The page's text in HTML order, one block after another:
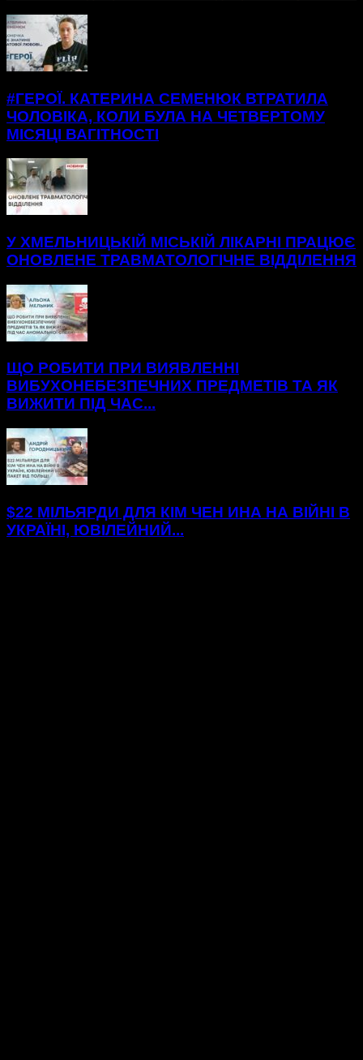
#ГЕРОЇ. КАТЕРИНА СЕМЕНЮК ВТРАТИЛА
ЧОЛОВІКА, КОЛИ БУЛА НА ЧЕТВЕРТОМУ
МІСЯЦІ ВАГІТНОСТІ
У ХМЕЛЬНИЦЬКІЙ МІСЬКІЙ ЛІКАРНІ ПРАЦЮЄ
ОНОВЛЕНЕ ТРАВМАТОЛОГІЧНЕ ВІДДІЛЕННЯ
ЩО РОБИТИ ПРИ ВИЯВЛЕННІ
ВИБУХОНЕБЕЗПЕЧНИХ ПРЕДМЕТІВ ТА ЯК
ВИЖИТИ ПІД ЧАС...
$22 МІЛЬЯРДИ ДЛЯ КІМ ЧЕН ИНА НА ВІЙНІ В
УКРАЇНІ, ЮВІЛЕЙНИЙ...